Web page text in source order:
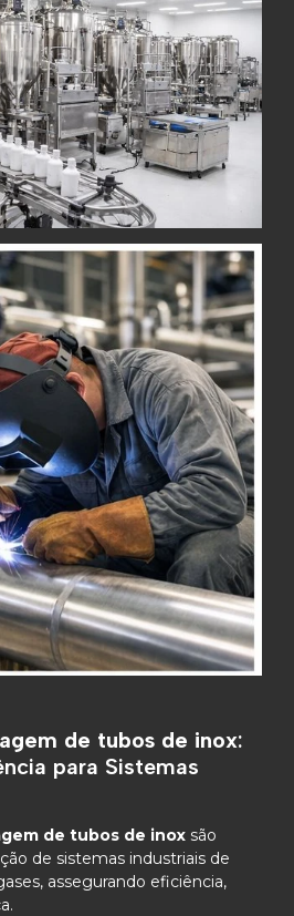
de tubos de inox:
para Sistemas
de tubos de inox são
de sistemas industriais de
assegurando eficiência,